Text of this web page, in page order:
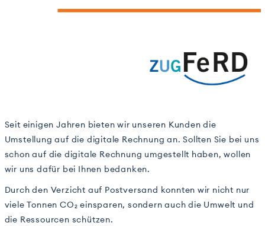
Seit einigen Jahren bieten wir unseren Kunden die
Umstellung auf die digitale Rechnung an. Sollten Sie bei uns
schon auf die digitale Rechnung umgestellt haben, wollen
wir uns dafür bei Ihnen bedanken.
Durch den Verzicht auf Postversand konnten wir nicht nur
viele Tonnen CO₂ einsparen, sondern auch die Umwelt und
die Ressourcen schützen.